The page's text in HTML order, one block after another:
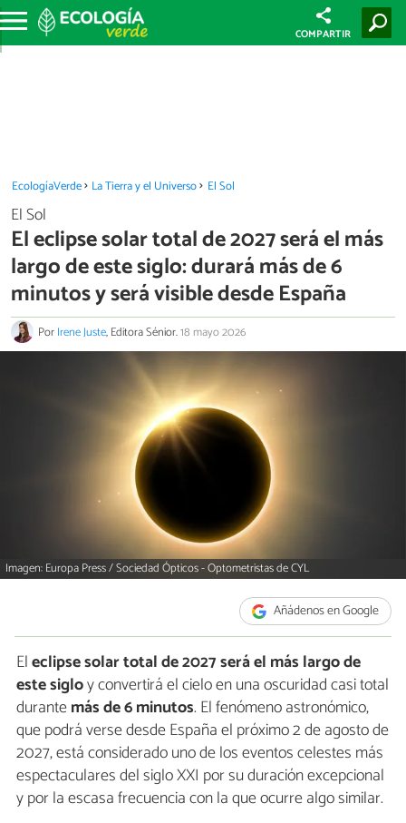
COMPARTIR
EcologíaVerde La Tierra y el Universo El Sol
El Sol
El eclipse solar total de 2027 será el más
largo de este siglo: durará más de 6
minutos y será visible desde España
PorIrene Juste, Editora Sénior.18 mayo 2026
Imagen: Europa Press / Sociedad Ópticos - Optometristas de CYL
Añádenos en Google
Eleclipse solar total de 2027 será el más largo de
este sigloy convertirá el cielo en una oscuridad casi total
durantemás de 6 minutos. El fenómeno astronómico,
que podrá verse desde España el próximo 2 de agosto de
2027, está considerado uno de los eventos celestes más
espectaculares del siglo XXI por su duración excepcional
y por la escasa frecuencia con la que ocurre algo similar.